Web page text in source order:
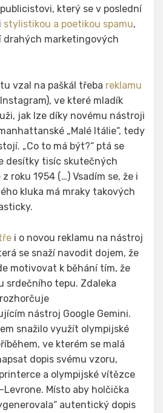
který se v poslední
stylistikou a poetikou spamu,
drahých marketingových
vzal na paškál třeba reklamu
ve které mladík
jak lze díky novému nástroji
„Malé Itálie“, tedy
„Co to má být?“ ptá se
desítky tisíc skutečných
roku 1954 (…) Vsadím se, že i
kluka má mraky takových
i o novou reklamu na nástroj
se snaží navodit dojem, že
motivovat k běhání tím, že
srdečního tepu. Zdaleka
nástroj Google Gemini.
snažilo využít olympijské
ve kterém se malá
dopis svému vzoru,
a olympijské vítězce
Místo aby holčička
autentický dopis